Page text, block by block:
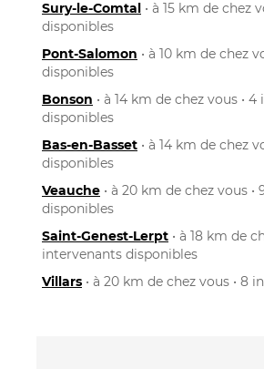
Sury-le-Comtal • à 15 km de chez
disponibles
Pont-Salomon • à 10 km de chez
disponibles
Bonson • à 14 km de chez vous •
disponibles
Bas-en-Basset • à 14 km de chez
disponibles
Veauche • à 20 km de chez vous
disponibles
Saint-Genest-Lerpt • à 18 km de
intervenants disponibles
Villars • à 20 km de chez vous • 8